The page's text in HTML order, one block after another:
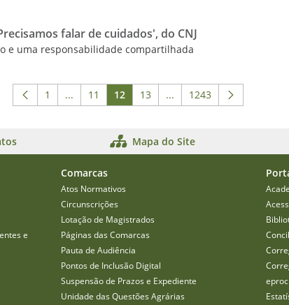
falar de cuidados', do CNJ
e uma responsabilidade compartilhada
Página
1 ...Páginas intermediárias Usar ABA para navegar.
Página
11 Página
12 Página
13 ...Páginas intermediárias
Página
1243
Mapa do Site
e
Comarcas
Atos Normativos
Circunscrições
Lotação de Magistrados
Páginas das Comarcas
Pauta de Audiência
Pontos de Inclusão Digital
Suspensão de Prazos e Expediente
Unidade das Questões Agrárias